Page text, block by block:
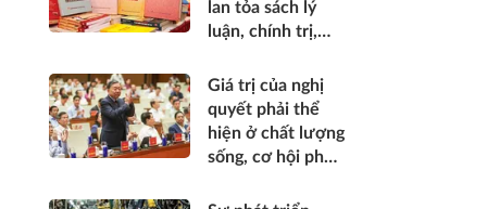
lan tỏa sách lý
luận, chính trị,
công tác tư
tưởng, lý luận
trong bối cảnh
mới
Giá trị của nghị
quyết phải thể
hiện ở chất lượng
sống, cơ hội phát
niềm tin và hạnh